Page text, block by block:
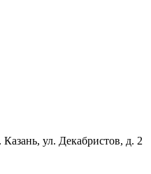
ул. Декабристов, д. 2